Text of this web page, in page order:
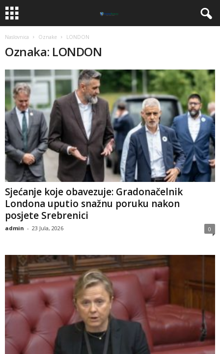
Naslovnica Oznake LONDON
Oznaka: LONDON
​Sjećanje koje obavezuje: Gradonačelnik
Londona uputio snažnu poruku nakon
posjete Srebrenici
admin - 23 Jula, 2026 0